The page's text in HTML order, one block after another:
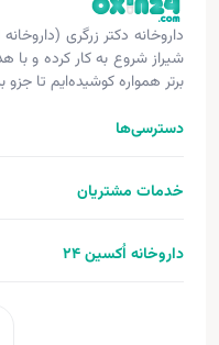
شیراز شروع به کار کرده و
برتر همواره کوشیده‌ایم تا جزو
دسترسی‌ها
خدمات مشتریان
داروخانه اُکسین 24